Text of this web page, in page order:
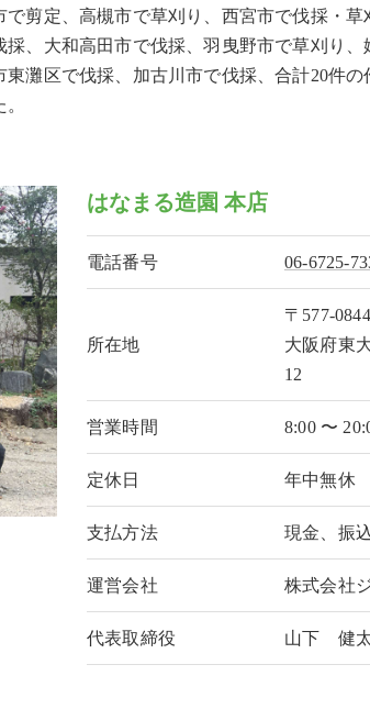
剪定、高槻市で草刈り、西宮市で伐採・草
、大和高田市で伐採、羽曳野市で草刈り、
灘区で伐採、加古川市で伐採、合計20件
はなまる造園 本店
電話番号 06-6725-
所在地
〒577-0844
大阪府東
12
営業時間 8:00 〜
定休日 年中無休
支払方法 現金、振
運営会社 株式会社
代表取締役 山下 健